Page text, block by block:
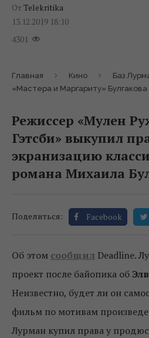
От Telekritika
13.12.2019 18:10
4301
Главная Кино
Баз
«Мастера и Маргариту» Булгакова
Режиссер «Мулен
Гэтсби» выкупил
экранизацию
романа Михаила
Поделиться: Facebook
Об этом сообщил Deadline.
проект после байопика об
Неизвестно, будет ли он
фильм по мотивам
Лурман купил права у